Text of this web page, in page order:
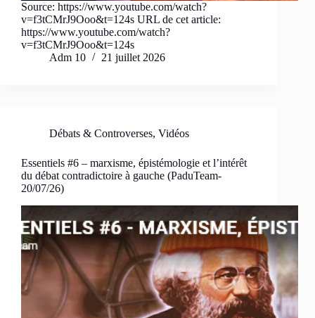
Source: https://www.youtube.com/watch?
v=f3tCMrJ9Ooo&t=124s URL de cet article:
https://www.youtube.com/watch?
v=f3tCMrJ9Ooo&t=124s
Adm 10
21 juillet 2026
Débats & Controverses, Vidéos
Essentiels #6 – marxisme, épistémologie et l’intérêt
du débat contradictoire à gauche (PaduTeam-
20/07/26)